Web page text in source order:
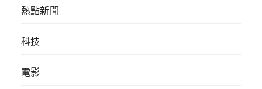
熱點新聞
科技
電影